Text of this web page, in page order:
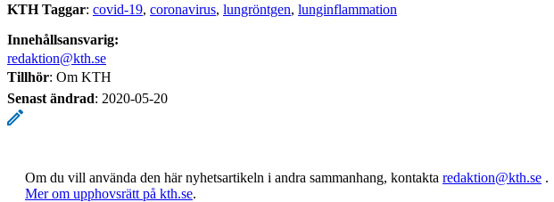
KTH Taggar: covid-19 coronavirus lungröntgen lunginflammation
Innehållsansvarig:
redaktion@kth.se
Tillhör: Om KTH
Senast ändrad: 2020-05-20
Om du vill använda den här nyhetsartikeln i andra sammanhang, kontakta redaktion@kth.se .
​​​​​​​Mer om upphovsrätt på kth.se​​​​​​​​​​​​​​.